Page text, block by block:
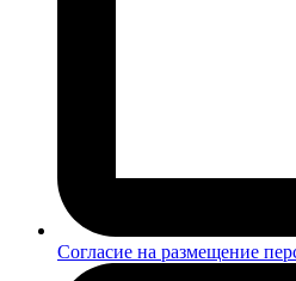
Согласие на размещение